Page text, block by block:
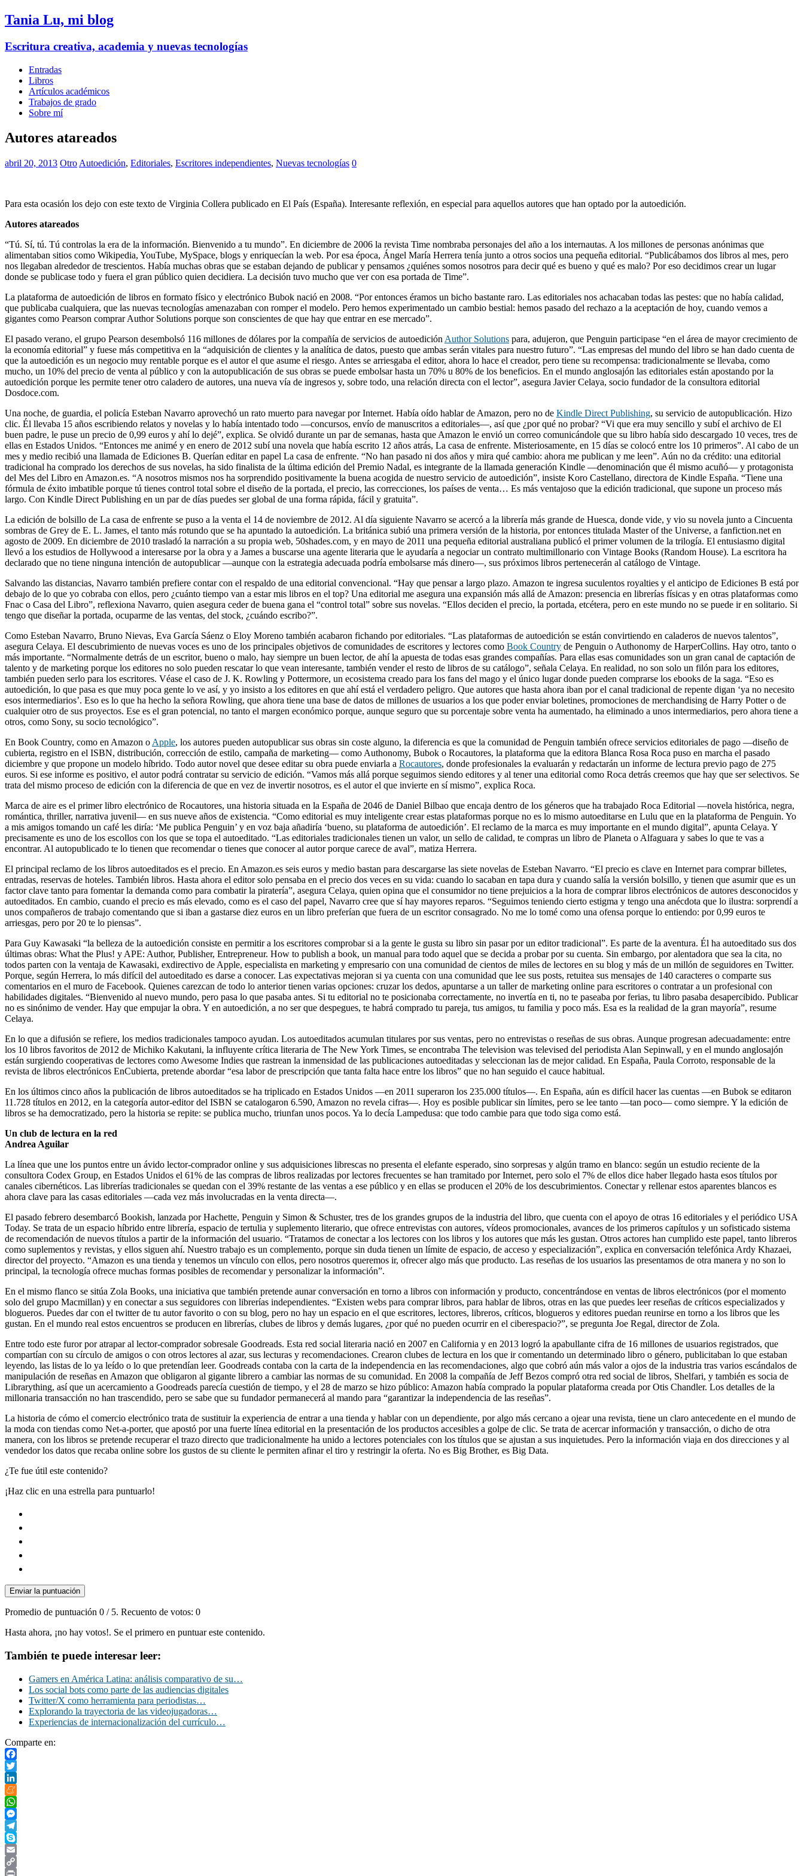
Tania Lu, mi blog
Escritura creativa, academia y nuevas tecnologías
Entradas
Libros
Artículos académicos
Trabajos de grado
Sobre mí
Autores atareados
abril 20, 2013 Otro Autoedición, Editoriales, Escritores independientes, Nuevas tecnologías 0
Para esta ocasión los dejo con este texto de Virginia Collera publicado en El País (España). Interesante reflexión, en especial para aquellos autores que han optado por la autoedición.
Autores atareados
“Tú. Sí, tú. Tú controlas la era de la información. Bienvenido a tu mundo”. En diciembre de 2006 la revista Time nombraba personajes del año a los internautas. A los millones de personas anónimas que
alimentaban sitios como Wikipedia, YouTube, MySpace, blogs y enriquecían la web. Por esa época, Ángel María Herrera tenía junto a otros socios una pequeña editorial. “Publicábamos dos libros al mes, pero
nos llegaban alrededor de trescientos. Había muchas obras que se estaban dejando de publicar y pensamos ¿quiénes somos nosotros para decir qué es bueno y qué es malo? Por eso decidimos crear un lugar
donde se publicase todo y fuera el gran público quien decidiera. La decisión tuvo mucho que ver con esa portada de Time”.
La plataforma de autoedición de libros en formato físico y electrónico Bubok nació en 2008. “Por entonces éramos un bicho bastante raro. Las editoriales nos achacaban todas las pestes: que no había calidad,
que publicaba cualquiera, que las nuevas tecnologías amenazaban con romper el modelo. Pero hemos experimentado un cambio bestial: hemos pasado del rechazo a la aceptación de hoy, cuando vemos a
gigantes como Pearson comprar Author Solutions porque son conscientes de que hay que entrar en ese mercado”.
El pasado verano, el grupo Pearson desembolsó 116 millones de dólares por la compañía de servicios de autoedición Author Solutions para, adujeron, que Penguin participase “en el área de mayor crecimiento de
la economía editorial” y fuese más competitiva en la “adquisición de clientes y la analítica de datos, puesto que ambas serán vitales para nuestro futuro”. “Las empresas del mundo del libro se han dado cuenta de
que la autoedición es un negocio muy rentable porque es el autor el que asume el riesgo. Antes se arriesgaba el editor, ahora lo hace el creador, pero tiene su recompensa: tradicionalmente se llevaba, como
mucho, un 10% del precio de venta al público y con la autopublicación de sus obras se puede embolsar hasta un 70% u 80% de los beneficios. En el mundo anglosajón las editoriales están apostando por la
autoedición porque les permite tener otro caladero de autores, una nueva vía de ingresos y, sobre todo, una relación directa con el lector”, asegura Javier Celaya, socio fundador de la consultora editorial
Dosdoce.com.
Una noche, de guardia, el policía Esteban Navarro aprovechó un rato muerto para navegar por Internet. Había oído hablar de Amazon, pero no de Kindle Direct Publishing, su servicio de autopublicación. Hizo
clic. Él llevaba 15 años escribiendo relatos y novelas y lo había intentado todo —concursos, envío de manuscritos a editoriales—, así que ¿por qué no probar? “Vi que era muy sencillo y subí el archivo de El
buen padre, le puse un precio de 0,99 euros y ahí lo dejé”, explica. Se olvidó durante un par de semanas, hasta que Amazon le envió un correo comunicándole que su libro había sido descargado 10 veces, tres de
ellas en Estados Unidos. “Entonces me animé y en enero de 2012 subí una novela que había escrito 12 años atrás, La casa de enfrente. Misteriosamente, en 15 días se colocó entre los 10 primeros”. Al cabo de un
mes y medio recibió una llamada de Ediciones B. Querían editar en papel La casa de enfrente. “No han pasado ni dos años y mira qué cambio: ahora me publican y me leen”. Aún no da crédito: una editorial
tradicional ha comprado los derechos de sus novelas, ha sido finalista de la última edición del Premio Nadal, es integrante de la llamada generación Kindle —denominación que él mismo acuñó— y protagonista
del Mes del Libro en Amazon.es. “A nosotros mismos nos ha sorprendido positivamente la buena acogida de nuestro servicio de autoedición”, insiste Koro Castellano, directora de Kindle España. “Tiene una
fórmula de éxito imbatible porque tú tienes control total sobre el diseño de la portada, el precio, las correcciones, los países de venta… Es más ventajoso que la edición tradicional, que supone un proceso más
largo. Con Kindle Direct Publishing en un par de días puedes ser global de una forma rápida, fácil y gratuita”.
La edición de bolsillo de La casa de enfrente se puso a la venta el 14 de noviembre de 2012. Al día siguiente Navarro se acercó a la librería más grande de Huesca, donde vide, y vio su novela junto a Cincuenta
sombras de Grey de E. L. James, el tanto más rotundo que se ha apuntado la autoedición. La británica subió una primera versión de la historia, por entonces titulada Master of the Universe, a fanfiction.net en
agosto de 2009. En diciembre de 2010 trasladó la narración a su propia web, 50shades.com, y en mayo de 2011 una pequeña editorial australiana publicó el primer volumen de la trilogía. El entusiasmo digital
llevó a los estudios de Hollywood a interesarse por la obra y a James a buscarse una agente literaria que le ayudaría a negociar un contrato multimillonario con Vintage Books (Random House). La escritora ha
declarado que no tiene ninguna intención de autopublicar —aunque con la estrategia adecuada podría embolsarse más dinero—, sus próximos libros pertenecerán al catálogo de Vintage.
Salvando las distancias, Navarro también prefiere contar con el respaldo de una editorial convencional. “Hay que pensar a largo plazo. Amazon te ingresa suculentos royalties y el anticipo de Ediciones B está por
debajo de lo que yo cobraba con ellos, pero ¿cuánto tiempo van a estar mis libros en el top? Una editorial me asegura una expansión más allá de Amazon: presencia en librerías físicas y en otras plataformas como
Fnac o Casa del Libro”, reflexiona Navarro, quien asegura ceder de buena gana el “control total” sobre sus novelas. “Ellos deciden el precio, la portada, etcétera, pero en este mundo no se puede ir en solitario. Si
tengo que diseñar la portada, ocuparme de las ventas, del stock, ¿cuándo escribo?”.
Como Esteban Navarro, Bruno Nievas, Eva García Sáenz o Eloy Moreno también acabaron fichando por editoriales. “Las plataformas de autoedición se están convirtiendo en caladeros de nuevos talentos”,
asegura Celaya. El descubrimiento de nuevas voces es uno de los principales objetivos de comunidades de escritores y lectores como Book Country de Penguin o Authonomy de HarperCollins. Hay otro, tanto o
más importante. “Normalmente detrás de un escritor, bueno o malo, hay siempre un buen lector, de ahí la apuesta de todas esas grandes compañías. Para ellas esas comunidades son un gran canal de captación de
talento y de marketing porque los editores no solo pueden rescatar lo que vean interesante, también vender el resto de libros de su catálogo”, señala Celaya. En realidad, no son solo un filón para los editores,
también pueden serlo para los escritores. Véase el caso de J. K. Rowling y Pottermore, un ecosistema creado para los fans del mago y el único lugar donde pueden comprarse los ebooks de la saga. “Eso es
autoedición, lo que pasa es que muy poca gente lo ve así, y yo insisto a los editores en que ahí está el verdadero peligro. Que autores que hasta ahora iban por el canal tradicional de repente digan ‘ya no necesito
esos intermediarios’. Eso es lo que ha hecho la señora Rowling, que ahora tiene una base de datos de millones de usuarios a los que poder enviar boletines, promociones de merchandising de Harry Potter o de
cualquier otro de sus proyectos. Ese es el gran potencial, no tanto el margen económico porque, aunque seguro que su porcentaje sobre venta ha aumentado, ha eliminado a unos intermediarios, pero ahora tiene a
otros, como Sony, su socio tecnológico”.
En Book Country, como en Amazon o Apple, los autores pueden autopublicar sus obras sin coste alguno, la diferencia es que la comunidad de Penguin también ofrece servicios editoriales de pago —diseño de
cubierta, registro en el ISBN, distribución, corrección de estilo, campaña de marketing— como Authonomy, Bubok o Rocautores, la plataforma que la editora Blanca Rosa Roca puso en marcha el pasado
diciembre y que propone un modelo híbrido. Todo autor novel que desee editar su obra puede enviarla a Rocautores, donde profesionales la evaluarán y redactarán un informe de lectura previo pago de 275
euros. Si ese informe es positivo, el autor podrá contratar su servicio de edición. “Vamos más allá porque seguimos siendo editores y al tener una editorial como Roca detrás creemos que hay que ser selectivos. Se
trata del mismo proceso de edición con la diferencia de que en vez de invertir nosotros, es el autor el que invierte en sí mismo”, explica Roca.
Marca de aire es el primer libro electrónico de Rocautores, una historia situada en la España de 2046 de Daniel Bilbao que encaja dentro de los géneros que ha trabajado Roca Editorial —novela histórica, negra,
romántica, thriller, narrativa juvenil— en sus nueve años de existencia. “Como editorial es muy inteligente crear estas plataformas porque no es lo mismo autoeditarse en Lulu que en la plataforma de Penguin. Yo
a mis amigos tomando un café les diría: ‘Me publica Penguin’ y en voz baja añadiría ‘bueno, su plataforma de autoedición’. El reclamo de la marca es muy importante en el mundo digital”, apunta Celaya. Y
precisamente es uno de los escollos con los que se topa el autoeditado. “Las editoriales tradicionales tienen un valor, un sello de calidad, te compras un libro de Planeta o Alfaguara y sabes lo que te vas a
encontrar. Al autopublicado te lo tienen que recomendar o tienes que conocer al autor porque carece de aval”, matiza Herrera.
El principal reclamo de los libros autoeditados es el precio. En Amazon.es seis euros y medio bastan para descargarse las siete novelas de Esteban Navarro. “El precio es clave en Internet para comprar billetes,
entradas, reservas de hoteles. También libros. Hasta ahora el editor solo pensaba en el precio dos veces en su vida: cuando lo sacaban en tapa dura y cuando salía la versión bolsillo, y tienen que asumir que es un
factor clave tanto para fomentar la demanda como para combatir la piratería”, asegura Celaya, quien opina que el consumidor no tiene prejuicios a la hora de comprar libros electrónicos de autores desconocidos y
autoeditados. En cambio, cuando el precio es más elevado, como es el caso del papel, Navarro cree que sí hay mayores reparos. “Seguimos teniendo cierto estigma y tengo una anécdota que lo ilustra: sorprendí a
unos compañeros de trabajo comentando que si iban a gastarse diez euros en un libro preferían que fuera de un escritor consagrado. No me lo tomé como una ofensa porque lo entiendo: por 0,99 euros te
arriesgas, pero por 20 te lo piensas”.
Para Guy Kawasaki “la belleza de la autoedición consiste en permitir a los escritores comprobar si a la gente le gusta su libro sin pasar por un editor tradicional”. Es parte de la aventura. Él ha autoeditado sus dos
últimas obras: What the Plus! y APE: Author, Publisher, Entrepreneur. How to publish a book, un manual para todo aquel que se decida a probar por su cuenta. Sin embargo, por alentadora que sea la cita, no
todos parten con la ventaja de Kawasaki, exdirectivo de Apple, especialista en marketing y empresario con una comunidad de cientos de miles de lectores en su blog y más de un millón de seguidores en Twitter.
Porque, según Herrera, lo más difícil del autoeditado es darse a conocer. Las expectativas mejoran si ya cuenta con una comunidad que lee sus posts, retuitea sus mensajes de 140 caracteres o comparte sus
comentarios en el muro de Facebook. Quienes carezcan de todo lo anterior tienen varias opciones: cruzar los dedos, apuntarse a un taller de marketing online para escritores o contratar a un profesional con
habilidades digitales. “Bienvenido al nuevo mundo, pero pasa lo que pasaba antes. Si tu editorial no te posicionaba correctamente, no invertía en ti, no te paseaba por ferias, tu libro pasaba desapercibido. Publicar
no es sinónimo de vender. Hay que empujar la obra. Y en autoedición, a no ser que despegues, te habrá comprado tu pareja, tus amigos, tu familia y poco más. Esa es la realidad de la gran mayoría”, resume
Celaya.
En lo que a difusión se refiere, los medios tradicionales tampoco ayudan. Los autoeditados acumulan titulares por sus ventas, pero no entrevistas o reseñas de sus obras. Aunque progresan adecuadamente: entre
los 10 libros favoritos de 2012 de Michiko Kakutani, la influyente crítica literaria de The New York Times, se encontraba The television was televised del periodista Alan Sepinwall, y en el mundo anglosajón
están surgiendo cooperativas de lectores como Awesome Indies que rastrean la inmensidad de las publicaciones autoeditadas y seleccionan las de mejor calidad. En España, Paula Corroto, responsable de la
revista de libros electrónicos EnCubierta, pretende abordar “esa labor de prescripción que tanta falta hace entre los libros” que no han seguido el cauce habitual.
En los últimos cinco años la publicación de libros autoeditados se ha triplicado en Estados Unidos —en 2011 superaron los 235.000 títulos—. En España, aún es difícil hacer las cuentas —en Bubok se editaron
11.728 títulos en 2012, en la categoría autor-editor del ISBN se catalogaron 6.590, Amazon no revela cifras—. Hoy es posible publicar sin límites, pero se lee tanto —tan poco— como siempre. Y la edición de
libros se ha democratizado, pero la historia se repite: se publica mucho, triunfan unos pocos. Ya lo decía Lampedusa: que todo cambie para que todo siga como está.
Un club de lectura en la red
Andrea Aguilar
La línea que une los puntos entre un ávido lector-comprador online y sus adquisiciones librescas no presenta el elefante esperado, sino sorpresas y algún tramo en blanco: según un estudio reciente de la
consultora Codex Group, en Estados Unidos el 61% de las compras de libros realizadas por lectores frecuentes se han tramitado por Internet, pero solo el 7% de ellos dice haber llegado hasta esos títulos por
canales cibernéticos. Las librerías tradicionales se quedan con el 39% restante de las ventas a ese público y en ellas se producen el 20% de los descubrimientos. Conectar y rellenar estos aparentes blancos es
ahora clave para las casas editoriales —cada vez más involucradas en la venta directa—.
El pasado febrero desembarcó Bookish, lanzada por Hachette, Penguin y Simon & Schuster, tres de los grandes grupos de la industria del libro, que cuenta con el apoyo de otras 16 editoriales y el periódico USA
Today. Se trata de un espacio híbrido entre librería, espacio de tertulia y suplemento literario, que ofrece entrevistas con autores, vídeos promocionales, avances de los primeros capítulos y un sofisticado sistema
de recomendación de nuevos títulos a partir de la información del usuario. “Tratamos de conectar a los lectores con los libros y los autores que más les gustan. Otros actores han cumplido este papel, tanto libreros
como suplementos y revistas, y ellos siguen ahí. Nuestro trabajo es un complemento, porque sin duda tienen un límite de espacio, de acceso y especialización”, explica en conversación telefónica Ardy Khazaei,
director del proyecto. “Amazon es una tienda y tenemos un vínculo con ellos, pero nosotros queremos ir, ofrecer algo más que producto. Las reseñas de los usuarios las presentamos de otra manera y no son lo
principal, la tecnología ofrece muchas formas posibles de recomendar y personalizar la información”.
En el mismo flanco se sitúa Zola Books, una iniciativa que también pretende aunar conversación en torno a libros con información y producto, concentrándose en ventas de libros electrónicos (por el momento
solo del grupo Macmillan) y en conectar a sus seguidores con librerías independientes. “Existen webs para comprar libros, para hablar de libros, otras en las que puedes leer reseñas de críticos especializados y
blogueros. Puedes dar con el twitter de tu autor favorito o con su blog, pero no hay un espacio en el que escritores, lectores, libreros, críticos, blogueros y editores puedan reunirse en torno a los libros que les
gustan. En el mundo real estos encuentros se producen en librerías, clubes de libros y demás lugares, ¿por qué no pueden ocurrir en el ciberespacio?”, se pregunta Joe Regal, director de Zola.
Entre todo este furor por atrapar al lector-comprador sobresale Goodreads. Esta red social literaria nació en 2007 en California y en 2013 logró la apabullante cifra de 16 millones de usuarios registrados, que
compartían con su círculo de amigos o con otros lectores al azar, sus lecturas y recomendaciones. Crearon clubes de lectura en los que ir comentando un determinado libro o género, publicitaban lo que estaban
leyendo, las listas de lo ya leído o lo que pretendían leer. Goodreads contaba con la carta de la independencia en las recomendaciones, algo que cobró aún más valor a ojos de la industria tras varios escándalos de
manipulación de reseñas en Amazon que obligaron al gigante librero a cambiar las normas de su comunidad. En 2008 la compañía de Jeff Bezos compró otra red social de libros, Shelfari, y también es socia de
Librarything, así que un acercamiento a Goodreads parecía cuestión de tiempo, y el 28 de marzo se hizo público: Amazon había comprado la popular plataforma creada por Otis Chandler. Los detalles de la
millonaria transacción no han trascendido, pero se sabe que su fundador permanecerá al mando para “garantizar la independencia de las reseñas”.
La historia de cómo el comercio electrónico trata de sustituir la experiencia de entrar a una tienda y hablar con un dependiente, por algo más cercano a ojear una revista, tiene un claro antecedente en el mundo de
la moda con tiendas como Net-a-porter, que apostó por una fuerte línea editorial en la presentación de los productos accesibles a golpe de clic. Se trata de acercar información y transacción, o dicho de otra
manera, con los libros se pretende recuperar el trazo directo que tradicionalmente ha unido a lectores potenciales con los títulos que se ajustan a sus inquietudes. Pero la información viaja en dos direcciones y al
vendedor los datos que recaba online sobre los gustos de su cliente le permiten afinar el tiro y restringir la oferta. No es Big Brother, es Big Data.
¿Te fue útil este contenido?
¡Haz clic en una estrella para puntuarlo!
Enviar la puntuación
Promedio de puntuación 0 / 5. Recuento de votos: 0
Hasta ahora, ¡no hay votos!. Se el primero en puntuar este contenido.
También te puede interesar leer:
Gamers en América Latina: análisis comparativo de su…
Los social bots como parte de las audiencias digitales
Twitter/X como herramienta para periodistas…
Explorando la trayectoria de las videojugadoras…
Experiencias de internacionalización del currículo…
Comparte en:
Facebook
Twitter
LinkedIn
Meneame
WhatsApp
Messenger
Telegram
Skype
Email
Copy